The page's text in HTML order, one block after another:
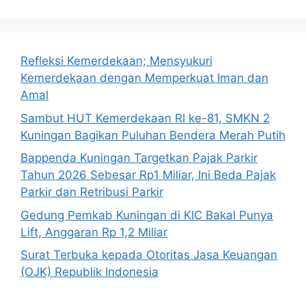
Refleksi Kemerdekaan; Mensyukuri
Kemerdekaan dengan Memperkuat Iman dan
Amal
Sambut HUT Kemerdekaan RI ke-81, SMKN 2
Kuningan Bagikan Puluhan Bendera Merah Putih
Bappenda Kuningan Targetkan Pajak Parkir
Tahun 2026 Sebesar Rp1 Miliar, Ini Beda Pajak
Parkir dan Retribusi Parkir
Gedung Pemkab Kuningan di KIC Bakal Punya
Lift, Anggaran Rp 1,2 Miliar
Surat Terbuka kepada Otoritas Jasa Keuangan
(OJK) Republik Indonesia